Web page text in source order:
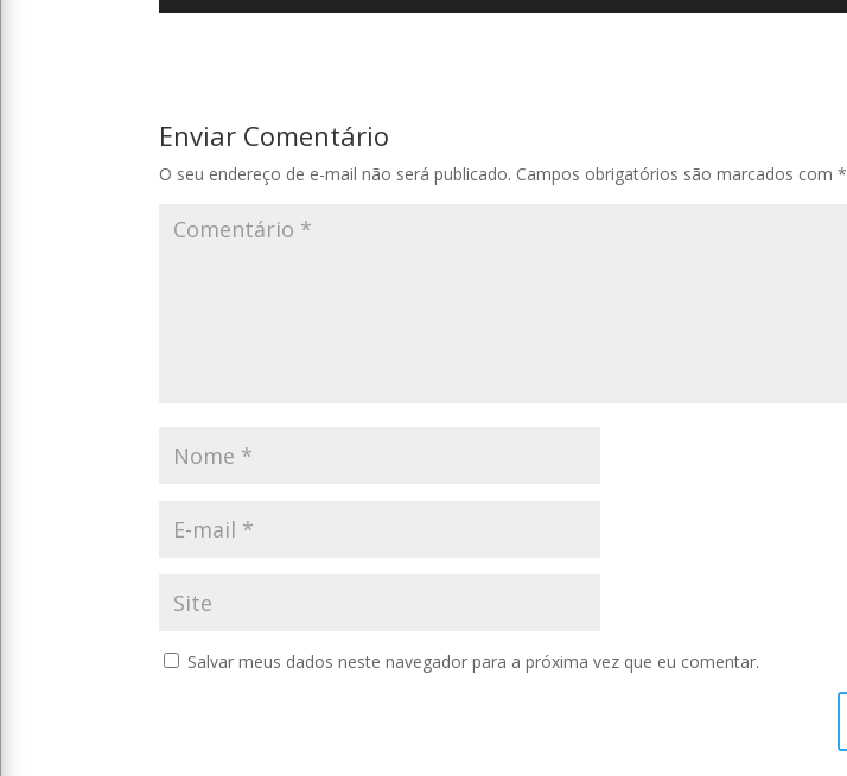
Enviar Comentário
O seu endereço de e-mail não será publicado. Campos obrigatórios são marcados com*
Salvar meus dados neste navegador para a próxima vez que eu comentar.